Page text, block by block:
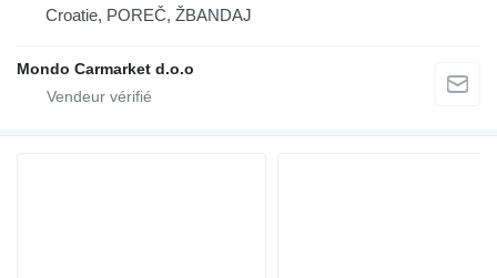
Croatie, POREČ, ŽBANDAJ
Mondo Carmarket d.o.o